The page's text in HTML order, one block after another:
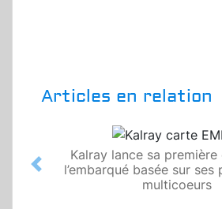
Articles en relation
Kalray lance sa
l’embarqué basée sur ses
multicoeurs
Previous